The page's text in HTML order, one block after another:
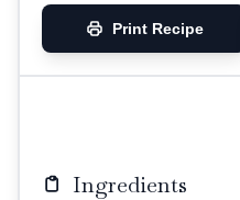
Print Recipe
Ingredients